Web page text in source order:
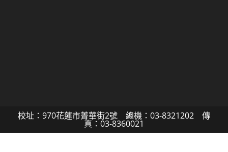
校址：970花蓮市菁華街2號 總機：03-8321202 傳
真：03-8360021